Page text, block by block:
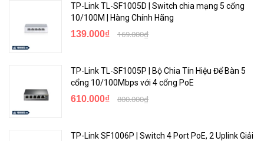
TP-Link TL-SF1005D | Switch chia mạng 5 cổng
10/100M | Hàng Chính Hãng
139.000₫ 169.000₫
TP-Link TL-SF1005P | Bộ Chia Tín Hiệu Để Bàn 5
cổng 10/100Mbps với 4 cổng PoE
610.000₫ 800.000₫
TP-Link SF1006P | Switch 4 Port PoE, 2 Uplink Giải